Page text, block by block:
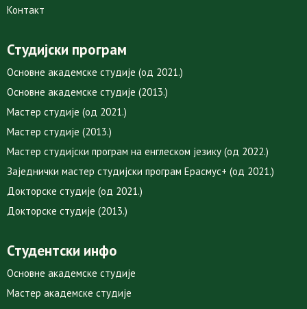
Контакт
Студијски програм
Основне академске студије (од 2021.)
Основне академске студије (2013.)
Мастер студије (од 2021.)
Мастер студије (2013.)
Мастер студијски програм на енглеском језику (од 2022.)
Заједнички мастер студијски програм Ерасмус+ (од 2021.)
Докторске студије (од 2021.)
Докторске студије (2013.)
Студентски инфо
Основне академске студије
Мастер академске студије